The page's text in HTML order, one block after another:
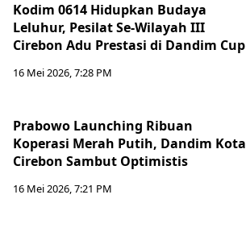
Kodim 0614 Hidupkan Budaya
Leluhur, Pesilat Se-Wilayah III
Cirebon Adu Prestasi di Dandim Cup
16 Mei 2026, 7:28 PM
Prabowo Launching Ribuan
Koperasi Merah Putih, Dandim Kota
Cirebon Sambut Optimistis
16 Mei 2026, 7:21 PM